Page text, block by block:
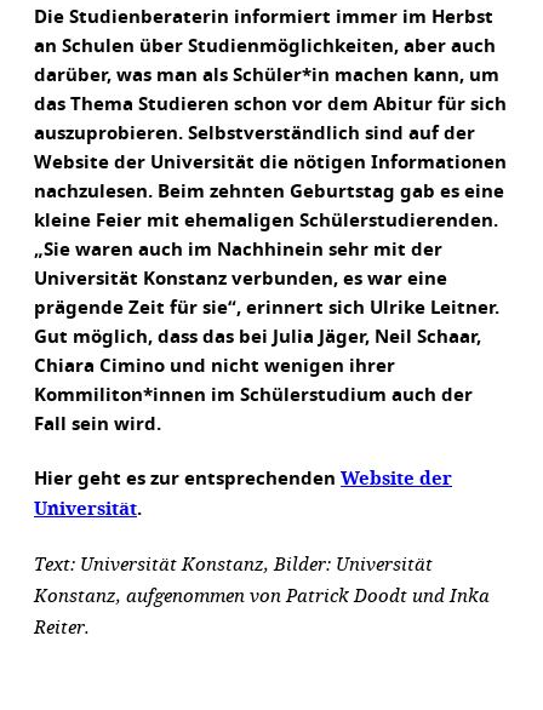
Die Studienberaterin informiert immer im Herbst
an Schulen über Studienmöglichkeiten, aber auch
darüber, was man als Schüler*in machen kann, um
das Thema Studieren schon vor dem Abitur für sich
auszuprobieren. Selbstverständlich sind auf der
Website der Universität die nötigen Informationen
nachzulesen. Beim zehnten Geburtstag gab es eine
kleine Feier mit ehemaligen Schülerstudierenden.
„Sie waren auch im Nachhinein sehr mit der
Universität Konstanz verbunden, es war eine
prägende Zeit für sie“, erinnert sich Ulrike Leitner.
Gut möglich, dass das bei Julia Jäger, Neil Schaar,
Chiara Cimino und nicht wenigen ihrer
Kommiliton*innen im Schülerstudium auch der
Fall sein wird.
Hier geht es zur entsprechenden Website der
Universität.
Text: Universität Konstanz, Bilder: Universität
Konstanz, aufgenommen von Patrick Doodt und Inka
Reiter.